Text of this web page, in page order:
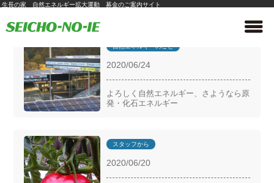
生長の家 自然エネルギー拡大運動 募金のご案内サイト
2020/06/24
自然エネルギーのこと
よろしく自然エネルギー、さようなら原
発・化石エネルギー
2020/06/20
スタッフから